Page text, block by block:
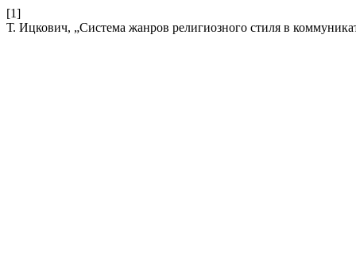
[1]
Т. Ицкович, „Система жанров религиозного стиля в